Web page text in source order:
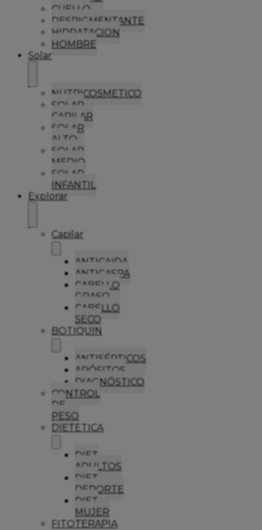
CUELLO
DESPIGMENTANTE
HIDRATACION
HOMBRE
Solar
NUTRICOSMETICO
SOLAR
CAPILAR
SOLAR
ALTO
SOLAR
MEDIO
SOLAR
INFANTIL
Explorar
Capilar
ANTICAIDA
ANTICASPA
CABELLO
GRASO
CABELLO
SECO
BOTIQUIN
ANTISÉPTICOS
APÓSITOS
DIAGNÓSTICO
CONTROL
DE
PESO
DIETETICA
DIET
ADULTOS
DIET
DEPORTE
DIET
MUJER
FITOTERAPIA